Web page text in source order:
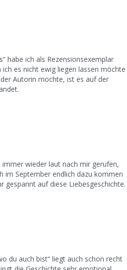
habe ich als Rezensionsexemplar
es nicht ewig liegen lassen möchte
Autorin mochte, ist es auf der
immer wieder laut nach mir gerufen,
im September endlich dazu kommen
gespannt auf diese Liebesgeschichte.
du auch bist“ liegt auch schon recht